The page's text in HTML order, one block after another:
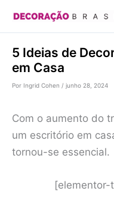
conteúdo
5 Ideias de
em Casa
Por Ingrid Cohen / junho 28, 2024
Com o aumento do
um escritório em
tornou-se essencial.